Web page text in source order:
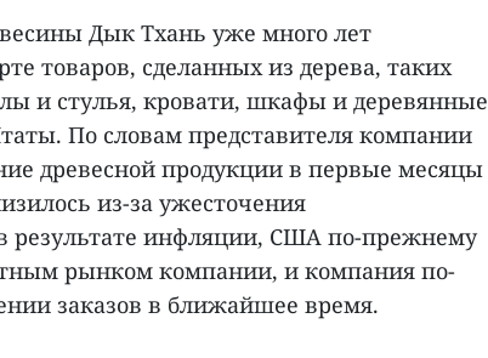
Дык Тхань уже много лет
товаров, сделанных из дерева, таких
и стулья, кровати, шкафы и деревянные
По словам представителя компании
древесной продукции в первые месяцы
из-за ужесточения
результате инфляции, США по-прежнему
рынком компании, и компания по-
заказов в ближайшее время.